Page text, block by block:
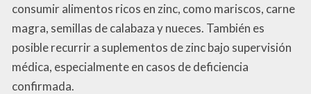
consumir alimentos ricos en zinc, como mariscos, carne
magra, semillas de calabaza y nueces. También es
posible recurrir a suplementos de zinc bajo supervisión
médica, especialmente en casos de deficiencia
confirmada.